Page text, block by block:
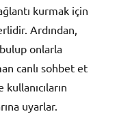
kurmak için
Ardından,
onlarla
canlı sohbet et
uyarlar.